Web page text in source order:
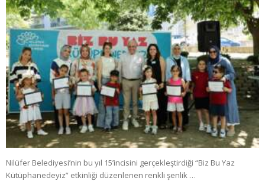
Nilüfer Belediyesi’nin bu yıl 15’incisini gerçekleştirdiği “Biz Bu Yaz
Kütüphanedeyiz” etkinliği düzenlenen renkli şenlik …